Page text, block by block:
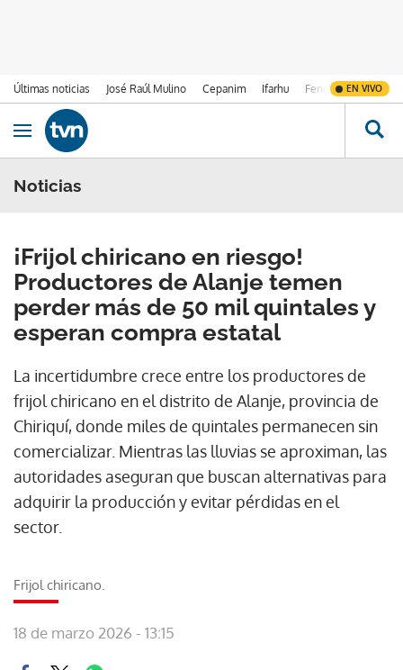
Últimas noticias José Raúl Mulino Cepanim Ifarhu Fenómeno de El
EN VIVO
Ir al contenido
Obrir navegació
Noticias
¡Frijol chiricano en riesgo!
Productores de Alanje temen
perder más de 50 mil quintales y
esperan compra estatal
La incertidumbre crece entre los productores de
frijol chiricano en el distrito de Alanje, provincia de
Chiriquí, donde miles de quintales permanecen sin
comercializar. Mientras las lluvias se aproximan, las
autoridades aseguran que buscan alternativas para
adquirir la producción y evitar pérdidas en el
sector.
Frijol chiricano.
18 de marzo 2026 - 13:15